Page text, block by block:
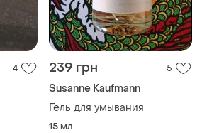
4 239 грн 5
Susanne Kaufmann
Гель для умывания
15 мл